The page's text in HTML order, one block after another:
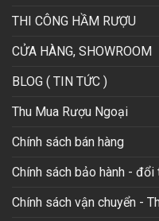
THI CÔNG HẦM RƯỢU
CỬA HÀNG, SHOWROOM
BLOG ( TIN TỨC )
Thu Mua Rượu Ngoại
Chính sách bán hàng
Chính sách bảo hành - đổi
Chính sách vận chuyển -